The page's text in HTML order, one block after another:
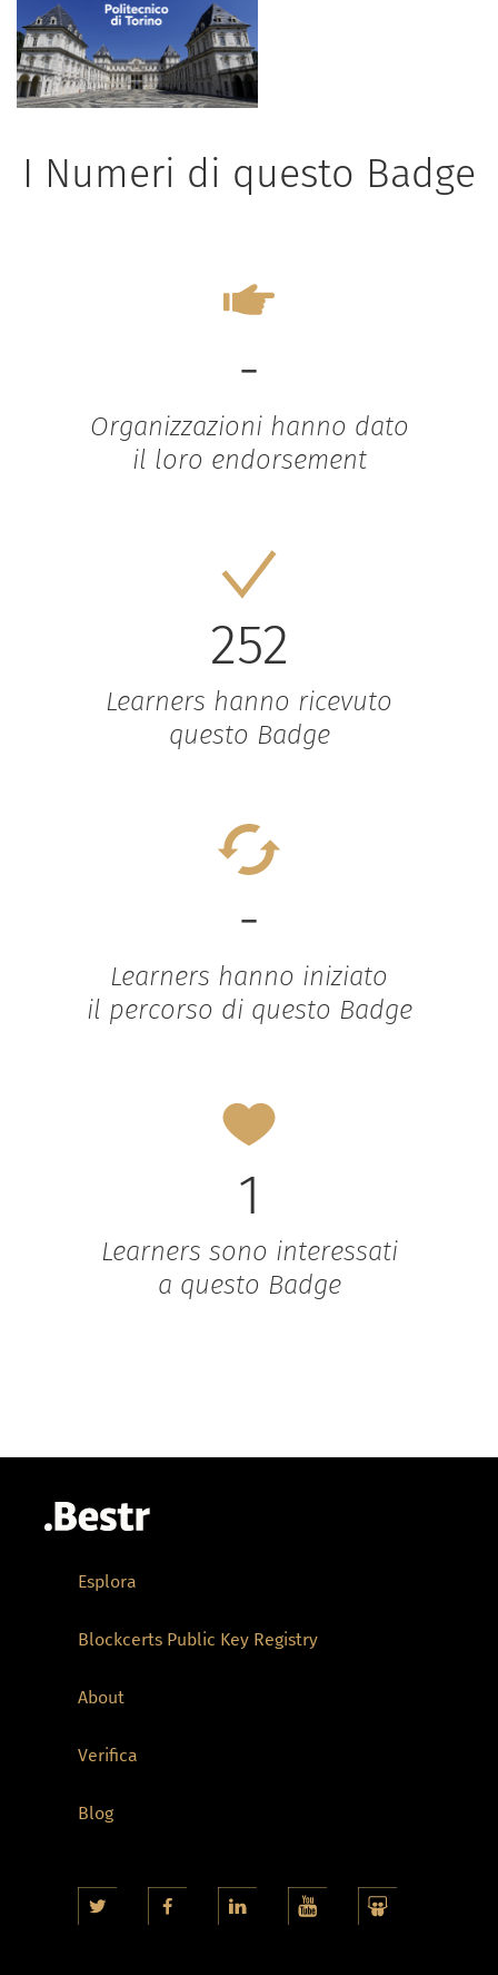
I Numeri di questo Badge
-
Organizzazioni hanno dato
il loro endorsement
252
Learners hanno ricevuto
questo Badge
-
Learners hanno iniziato
il percorso di questo Badge
1
Learners sono interessati
a questo Badge
Esplora
Blockcerts Public Key Registry
About
Verifica
Blog